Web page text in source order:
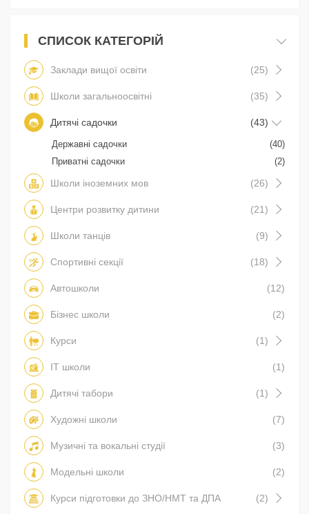
СПИСОК КАТЕГОРІЙ
Заклади вищої освіти (25)
Школи загальноосвітні (35)
Дитячі садочки (43)
Державні садочки
(40)
Приватні садочки
(2)
Школи іноземних мов (26)
Центри розвитку дитини (21)
Школи танців (9)
Спортивні секції (18)
Автошколи (12)
Бізнес школи (2)
Курси (1)
IT школи (1)
Дитячі табори (1)
Художні школи (7)
Музичні та вокальні студії (3)
Модельні школи (2)
Курси підготовки до ЗНО/НМТ та ДПА (2)